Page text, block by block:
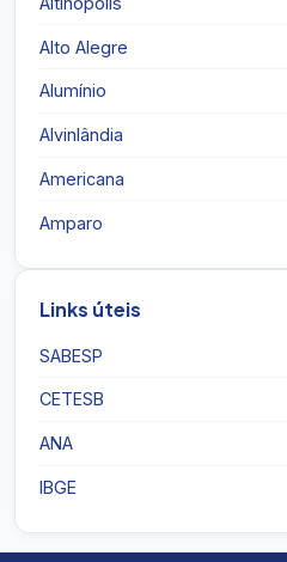
Alto Alegre
Alumínio
Alvinlândia
Americana
Amparo
Links úteis
SABESP
CETESB
ANA
IBGE